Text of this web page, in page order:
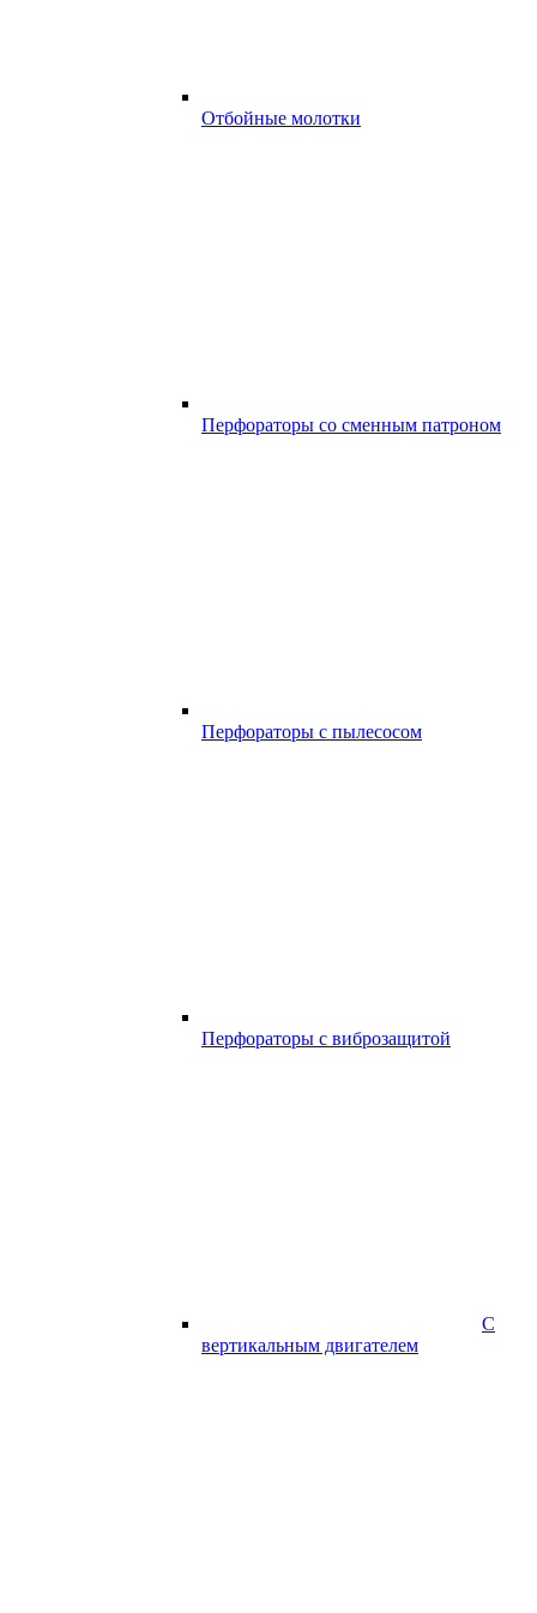
Отбойные молотки
Перфораторы со сменным патроном
Перфораторы с пылесосом
Перфораторы с виброзащитой
С
вертикальным двигателем